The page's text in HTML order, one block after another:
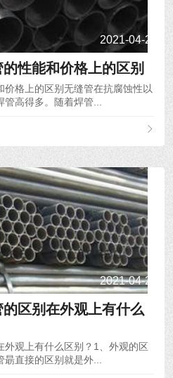
2021-04-21
性能和价格上的区别
格上的区别无缝管在抗腐蚀性以
管高得多。随着焊管...
2021-04-20
区别在外观上有什么
观上有什么区别？1、外观的区
朂直接的区别就是外...